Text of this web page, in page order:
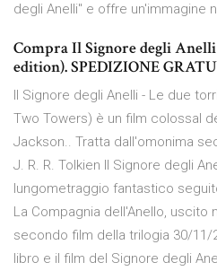
degli Anelli" e offre un'immagine
Compra Il Signore degli
edition). SPEDIZIONE
Il Signore degli Anelli - Le due
Two Towers) è un film colossal
Jackson.. Tratta dall'omonima
J. R. R. Tolkien Il Signore degli
lungometraggio fantastico
La Compagnia dell'Anello, uscito
secondo film della trilogia 30/11/
libro e il film del Signore degli